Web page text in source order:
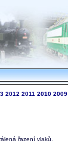
2012 2011 2010 2009
řazení vlaků.